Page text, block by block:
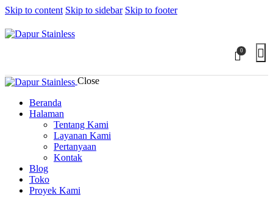
Skip to content Skip to sidebar Skip to footer
0
Close
Beranda
Halaman
Tentang Kami
Layanan Kami
Pertanyaan
Kontak
Blog
Toko
Proyek Kami